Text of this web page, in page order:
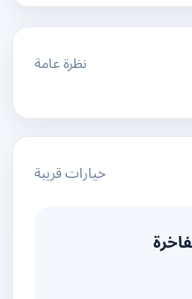
نظرة عامة
خيارات قريبة